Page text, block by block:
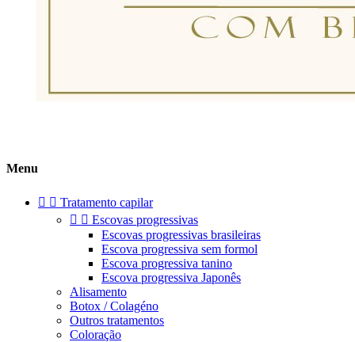
Menu
  Tratamento capilar
  Escovas progressivas
Escovas progressivas brasileiras
Escova progressiva sem formol
Escova progressiva tanino
Escova progressiva Japonês
Alisamento
Botox / Colagéno
Outros tratamentos
Coloração